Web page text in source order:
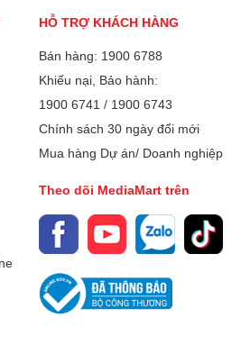
Công nghệ sạc nhanh 25W hỗ
8 nhân
4 x CA78 2.4GHz, 4 x CA55 1.8GHz
Adreno 710
128 GB
50(OIS) + 5 + 2MP
4K
HỖ TRỢ KHÁCH HÀNG
Bán hàng: 1900 6788
Khiếu nại, Bảo hành:
1900 6741 / 1900 6743
Chính sách 30 ngày đổi mới
Mua hàng Dự án/ Doanh nghiệp
Theo dõi MediaMart trên